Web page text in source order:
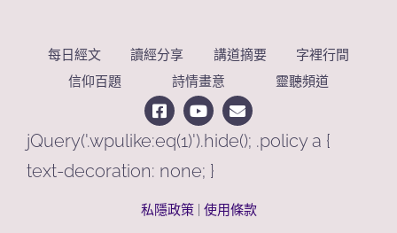
每日經文 讀經分享 講道摘要
字裡行間
信仰百題
詩情畫意 靈聽頻道
jQuery('.wpulike:eq(1)').hide(); .policy a {
text-decoration: none; }
私隱政策| 使用條款